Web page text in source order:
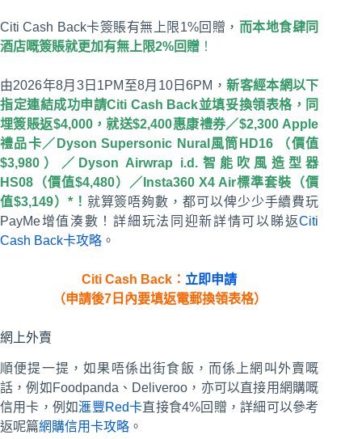
Citi Cash Back卡簽賬有無上限1%回贈， 而本地食肆同
酒店嘅簽賬就更加有無上限2%回贈 ！
由2026年8月3日1PM至8月10日6PM，新客經本網以下
指定連結成功申請Citi Cash Back並填妥換領表格，同
埋簽賬返$4,000，就送$2,400惠康禮券／$2,300 Apple
禮品卡／Dyson Supersonic Nural風筒HD16 （價值
$3,980）／Dyson Airwrap i.d.智能吹風造型器
HS08（價值$4,480）／Insta360 X4 Air標準套裝（價
值$3,149）*！ 就算簽唔夠數，都可以俾少少手續費玩
PayMe增值湊數！詳細玩法同迎新詳情可以睇返Citi
Cash Back卡攻略 。
Citi Cash Back： 立即申請
（申請後7日內要填返電郵換領表格）
網上外賣
順便提一提，如果唔係出街食飯，而係上網叫外賣嘅
話，例如Foodpanda、Deliveroo，亦可以直接用網購嘅
信用卡，例如滙豐Red卡直接食4%回贈，詳細可以參考
返呢篇網購信用卡攻略 。